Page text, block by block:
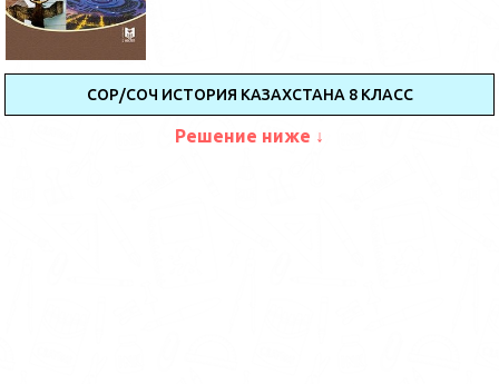
СОР/СОЧ ИСТОРИЯ КАЗАХСТАНА 8 КЛАСС
Решение ниже ↓